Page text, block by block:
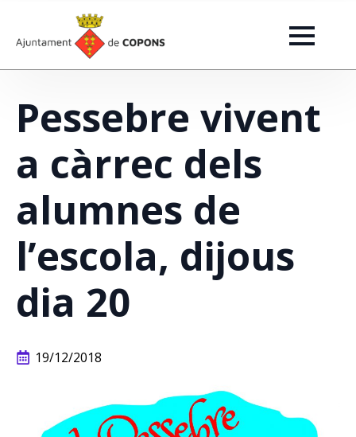
Pessebre vivent
a càrrec dels
alumnes de
l’escola, dijous
dia 20
19/12/2018